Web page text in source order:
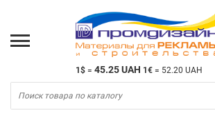
1$ = 45.25 UAH 1€ = 52.20 UAH